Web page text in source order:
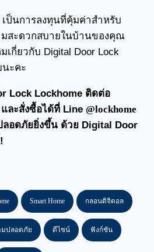
เป็นการลงทุนที่คุ้มค่าสำหรับ
สะดวกสบายในบ้านของคุณ
กี่ยวกับ Digital Door Lock
นะคะ
Lock Lockhome ติดต่อ
ละสั่งซื้อได้ที่ Line @lockhome
อดภัยยิ่งขึ้น ด้วย Digital Door
Smart Home กลอนดิจิตอล
มปลอดภัย ดีไซน์ ฟังก์ชัน